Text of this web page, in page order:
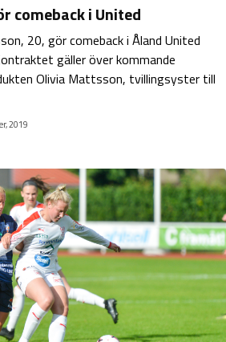
comeback i United
20, gör comeback i Åland United
gäller över kommande
Olivia Mattsson, tvillingsyster till
2019